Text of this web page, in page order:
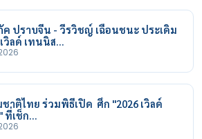
ปราบจีน - วีรวิชญ์ เฉือนชนะ ประเดิม
วิลด์ เทนนิส…
ชาติไทย ร่วมพิธีเปิด ศึก "2026 เวิลด์
เช็ก…